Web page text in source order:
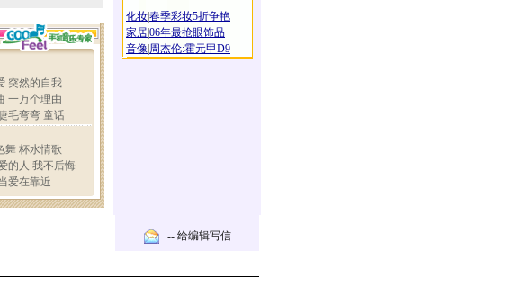
化妆春季彩妆5折争艳
家居06年最抢眼饰品
音像 周杰伦:霍元甲D9
-- 给编辑写信